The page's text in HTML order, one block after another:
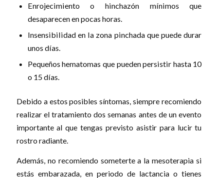
Enrojecimiento o hinchazón mínimos que
desaparecen en pocas horas.
Insensibilidad en la zona pinchada que puede durar
unos días.
Pequeños hematomas que pueden persistir hasta 10
o 15 días.
Debido a estos posibles síntomas, siempre recomiendo
realizar el tratamiento dos semanas antes de un evento
importante al que tengas previsto asistir para lucir tu
rostro radiante.
Además, no recomiendo someterte a la mesoterapia si
estás embarazada, en periodo de lactancia o tienes